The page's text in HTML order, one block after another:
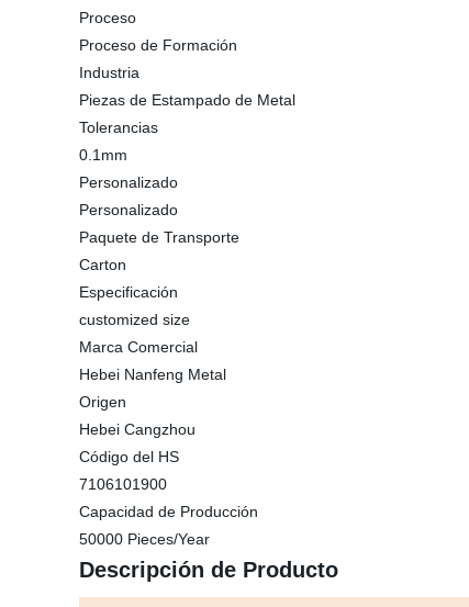
Proceso
Proceso de Formación
Industria
Piezas de Estampado de Metal
Tolerancias
0.1mm
Personalizado
Personalizado
Paquete de Transporte
Carton
Especificación
customized size
Marca Comercial
Hebei Nanfeng Metal
Origen
Hebei Cangzhou
Código del HS
7106101900
Capacidad de Producción
50000 Pieces/Year
Descripción de Producto